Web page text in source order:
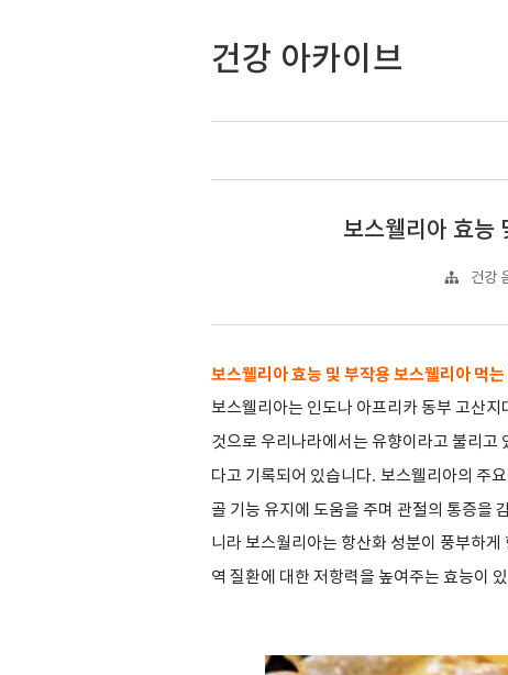
건강 아카이브
보스웰리아 효능
건강
보스웰리아 효능 및 부작용 보스웰리아 먹는
보스웰리아는 인도나 아프리카 동부 고산
것으로 우리나라에서는 유향이라고 불리고
다고 기록되어 있습니다. 보스웰리아의 주
골 기능 유지에 도움을 주며 관절의 통증을
니라 보스월리아는 항산화 성분이 풍부하
역 질환에 대한 저항력을 높여주는 효능이